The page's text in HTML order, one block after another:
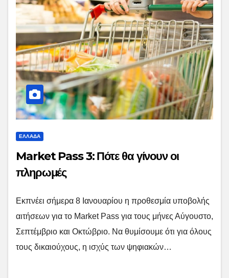
ΕΛΛΑΔΑ
Market Pass 3: Πότε θα γίνουν οι
πληρωμές
Eκπνέει σήμερα 8 Ιανουαρίου η προθεσμία υποβολής
αιτήσεων για το Market Pass για τους μήνες Αύγουστο,
Σεπτέμβριο και Οκτώβριο. Να θυμίσουμε ότι για όλους
τους δικαιούχους, η ισχύς των ψηφιακών…